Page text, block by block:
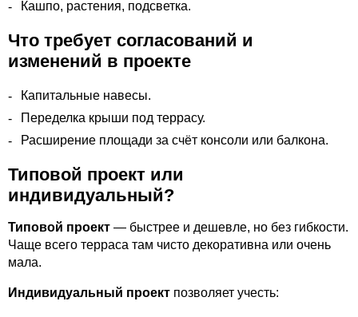
Кашпо, растения, подсветка.
Что требует согласований и
изменений в проекте
Капитальные навесы.
Переделка крыши под террасу.
Расширение площади за счёт консоли или балкона.
Типовой проект или
индивидуальный?
Типовой проект — быстрее и дешевле, но без гибкости.
Чаще всего терраса там чисто декоративна или очень
мала.
Индивидуальный проект позволяет учесть: